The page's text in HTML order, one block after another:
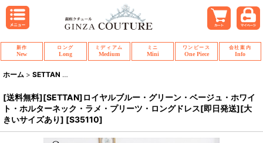
新作
New
ロング
Long
ミディアム
Medium
ミニ
Mini
ワンピース
One Piece
会社案内
Info
ホーム > SETTAN >
[送料無料][SETTAN]ロイヤルブルー・グリーン・ベージュ・ホワイ
ト・ホルターネック・ラメ・プリーツ・ロングドレス[即日発送][大
きいサイズあり] [S35110]